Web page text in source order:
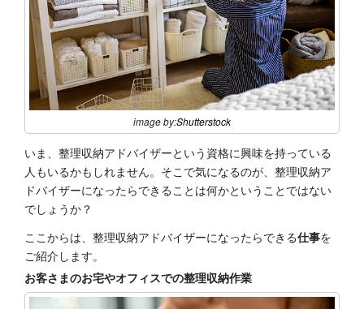
image by:Shutterstock
いま、整理収納アドバイザーという資格に興味を持っている
人もいるかもしれません。そこで気になるのが、整理収納ア
ドバイザーになったらできることは何かということではない
でしょうか？
ここからは、整理収納アドバイザーになったらできる仕事を
ご紹介します。
お客さまのお宅やオフィスでの整理収納作業